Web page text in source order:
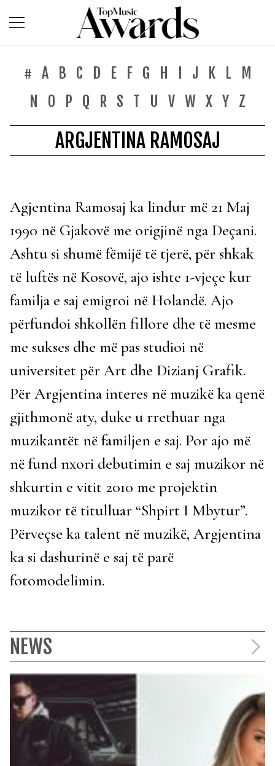
# A B C D E F G H J K L
M
N
O P Q R S T U V W X Y Z
ARGJENTINA RAMOSAJ
Agjentina Ramosaj ka lindur më 21 Maj
1990 në Gjakovë me origjinë nga Deçani.
Ashtu si shumë fëmijë të tjerë, për shkak
të luftës në Kosovë, ajo ishte 1-vjeçe kur
familja e saj emigroi në Holandë. Ajo
përfundoi shkollën fillore dhe të mesme
me sukses dhe më pas studioi në
universitet për Art dhe Dizianj Grafik.
Për Argjentina interes në muzikë ka qenë
gjithmonë aty, duke u rrethuar nga
muzikantët në familjen e saj. Por ajo më
në fund nxori debutimin e saj muzikor në
shkurtin e vitit 2010 me projektin
muzikor të titulluar “Shpirt I Mbytur”.
Përveçse ka talent në muzikë, Argjentina
ka si dashurinë e saj të parë
fotomodelimin.
NEWS